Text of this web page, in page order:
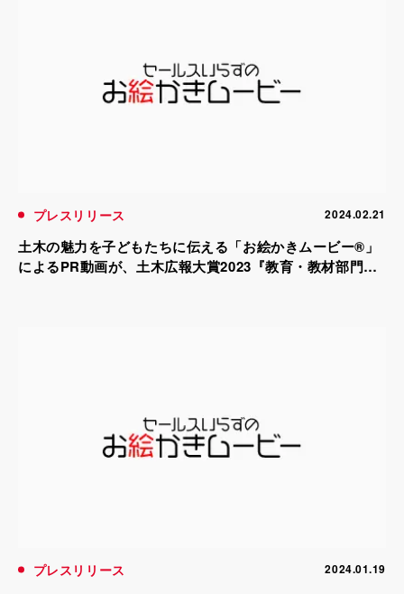
プレスリリース 2024.02.21
土木の魅力を子どもたちに伝える「お絵かきムービー®」
によるPR動画が、土木広報大賞2023『教育・教材部門』
プレスリリース 2024.01.19